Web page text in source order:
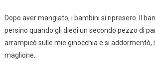
Dopo aver mangiato, i bambini si ripresero. Il
persino quando gli diedi un secondo pezzo di
arrampicò sulle mie ginocchia e si addormentò,
maglione.